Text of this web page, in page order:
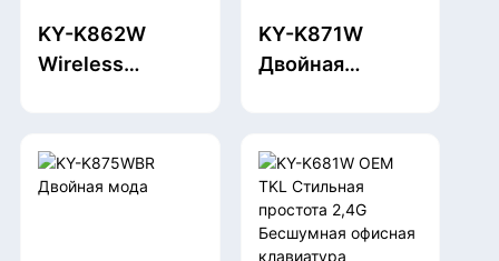
компьютерных
компьютеров
автономный
дизайн Notch
KY-K862W
Wireless
офис
Клавиатура
KY-K871W
Двойная
металлической
музыкальной
ручкой-2,4G+B
T1+BT2,